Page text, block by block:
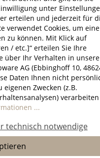
unter
erteilen und jederzeit für
verwendet Cookies, um eine
zu können. Mit Klick auf
/ etc.]“ erteilen Sie Ihre
über Ihr Verhalten in
AG (Ebbinghoff 10,
Daten Ihnen nicht
Zwecken (z.B.
verarbeiten
...
technisch notwendige